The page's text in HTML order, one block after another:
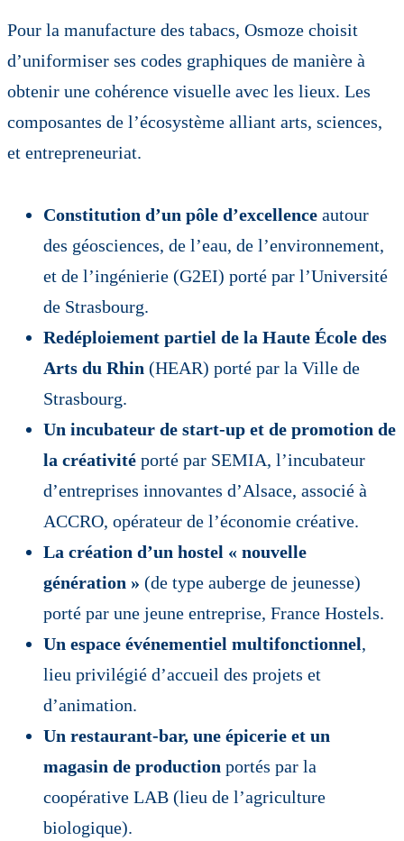
Pour la manufacture des tabacs, Osmoze choisit
d’uniformiser ses codes graphiques de manière à
obtenir une cohérence visuelle avec les lieux. Les
composantes de l’écosystème alliant arts, sciences,
et entrepreneuriat.
Constitution d’un pôle d’excellence autour
des géosciences, de l’eau, de l’environnement,
et de l’ingénierie (G2EI) porté par l’Université
de Strasbourg.
Redéploiement partiel de la Haute École des
Arts du Rhin (HEAR) porté par la Ville de
Strasbourg.
Un incubateur de start-up et de promotion de
la créativité porté par SEMIA, l’incubateur
d’entreprises innovantes d’Alsace, associé à
ACCRO, opérateur de l’économie créative.
La création d’un hostel « nouvelle
génération » (de type auberge de jeunesse)
porté par une jeune entreprise, France Hostels.
Un espace événementiel multifonctionnel,
lieu privilégié d’accueil des projets et
d’animation.
Un restaurant-bar, une épicerie et un
magasin de production portés par la
coopérative LAB (lieu de l’agriculture
biologique).